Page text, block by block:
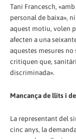
Tani Francesch,
personal de baixa»,
aquest motiu, volen
afecten a una
aquestes mesures
critiquen que,
discriminada».
Mancança de llits i
La representant del
cinc anys, la